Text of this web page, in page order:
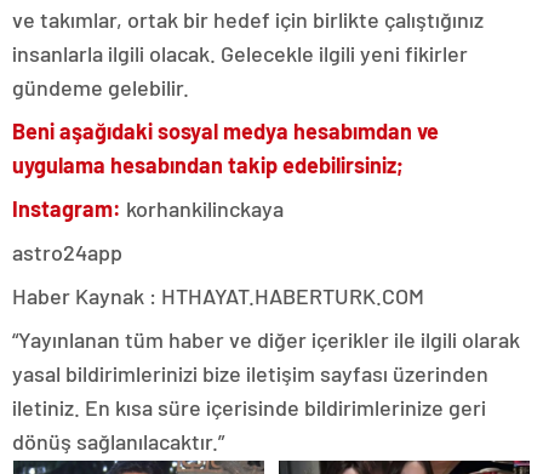
ve takımlar, ortak bir hedef için birlikte çalıştığınız
insanlarla ilgili olacak. Gelecekle ilgili yeni fikirler
gündeme gelebilir.
Beni aşağıdaki sosyal medya hesabımdan ve
uygulama hesabından takip edebilirsiniz;
Instagram: korhankilinckaya
astro24app
Haber Kaynak : HTHAYAT.HABERTURK.COM
“Yayınlanan tüm haber ve diğer içerikler ile ilgili olarak
yasal bildirimlerinizi bize iletişim sayfası üzerinden
iletiniz. En kısa süre içerisinde bildirimlerinize geri
dönüş sağlanılacaktır.”